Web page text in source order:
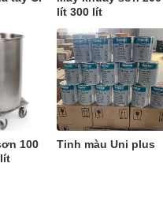
lít 300 lít
100
Tinh màu Uni plus